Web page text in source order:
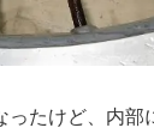
ったけど、内部